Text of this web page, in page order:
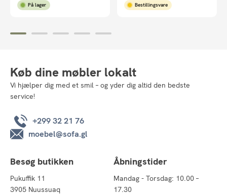
På lager Bestillingsvare
Køb dine møbler lokalt
Vi hjælper dig med et smil – og yder dig altid den bedste
service!
+299 32 21 76
moebel@sofa.gl
Besøg butikken
Pukuffik 11
3905 Nuussuaq
Åbningstider
Mandag - Torsdag: 10.00 –
17.30